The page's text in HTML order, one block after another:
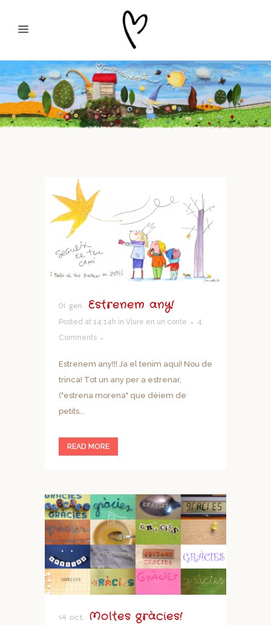
01 gen. Estrenem any!
Posted at 14:14h in Viure en un conte
4
Comments
Estrenem any!!! Ja el tenim aquí! Nou de
trinca! Tot un any per a estrenar,
("estrena morena" que dèiem de
petits...
READ MORE
14 oct. Moltes gràcies!